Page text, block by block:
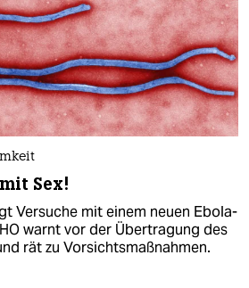
Sex!
Versuche mit einem neuen Ebola-
warnt vor der Übertragung des
rät zu Vorsichtsmaßnahmen.